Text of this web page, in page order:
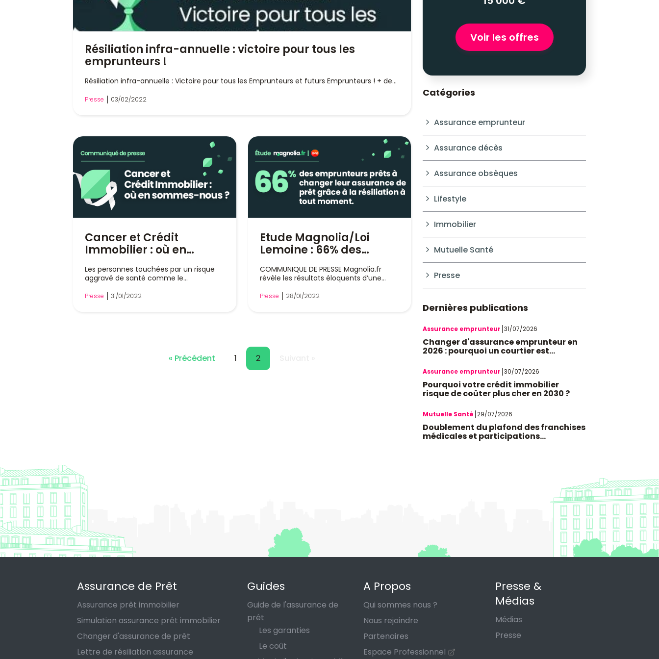
Résiliation infra-annuelle : victoire pour tous les
emprunteurs !
Résiliation infra-annuelle : Victoire pour tous les Emprunteurs et futurs Emprunteurs ! + de...
Presse 03/02/2022
Cancer et Crédit
Immobilier : où en
Les personnes touchées par un risque
aggravé de santé comme le
Presse 31/01/2022
Etude Magnolia/Loi
Lemoine : 66% des
changer d'assurance
COMMUNIQUE DE PRESSE Magnolia.fr
révèle les résultats éloquents d’une
Presse 28/01/2022
« Précédent 1 2
Voir les offres
Catégories
Assurance emprunteur
Assurance décès
Assurance obsèques
Lifestyle
Immobilier
Mutuelle Santé
Presse
Dernières publications
Assurance emprunteur 31/07/2026
Changer d'assurance emprunteur en
2026 : pourquoi un courtier est
Assurance emprunteur 30/07/2026
Pourquoi votre crédit immobilier
risque de coûter plus cher en 2030 ?
Mutuelle Santé 29/07/2026
Doublement du plafond des franchises
médicales et participations
Assurance de Prêt
Assurance prêt immobilier
Simulation assurance prêt immobilier
Changer d'assurance de prêt
Lettre de résiliation assurance
Guides
Guide de l'assurance de
prêt
Les garanties
Le coût
A Propos
Qui sommes nous ?
Nous rejoindre
Partenaires
Espace Professionnel
Presse &
Médias
Médias
Presse